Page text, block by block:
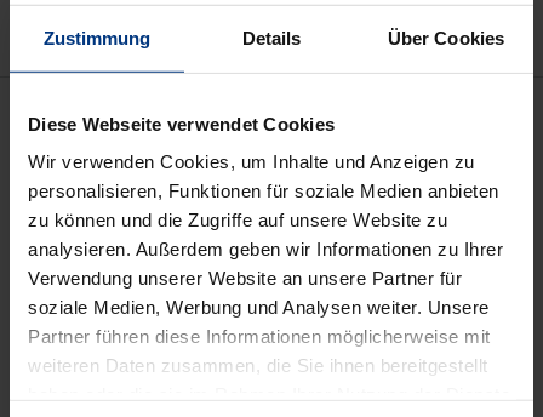
Zustimmung Details Über Cookies
Diese Webseite verwendet Cookies
Wir verwenden Cookies, um Inhalte und Anzeigen zu
personalisieren, Funktionen für soziale Medien anbieten
zu können und die Zugriffe auf unsere Website zu
analysieren. Außerdem geben wir Informationen zu Ihrer
Verwendung unserer Website an unsere Partner für
soziale Medien, Werbung und Analysen weiter. Unsere
Partner führen diese Informationen möglicherweise mit
weiteren Daten zusammen, die Sie ihnen bereitgestellt
Die schöne neue digitale Welt hat ihren Preis.
Bezahlt wird mit der Weitergabe persönlicher Daten
– beim Einkaufen, beim Autofahren, beim Chatten
und Surfen. Von den dafür nötigen intelligenten
Algorithmen geht eine potenzielle Gefahr für eine
freiheitliche Gesellschaft aus. Sie analysieren,